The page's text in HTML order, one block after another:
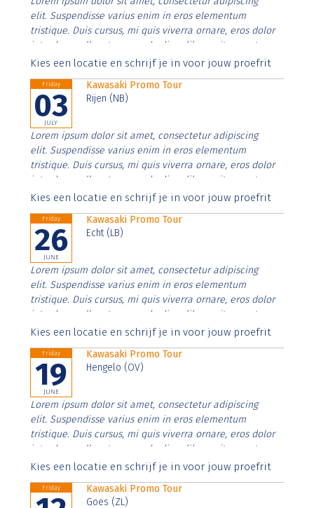
elit. Suspendisse varius enim in eros elementum
tristique. Duis cursus, mi quis viverra ornare, eros dolor
interdum nulla, ut commodo diam libero vitae erat.
Aenean faucibus nibh et justo cursus id rutrum lorem
Kies een locatie en schrijf je in voor jouw proefrit
Friday
03
JULY
Kawasaki Promo Tour
Rijen (NB)
Lorem ipsum dolor sit amet, consectetur adipiscing
elit. Suspendisse varius enim in eros elementum
tristique. Duis cursus, mi quis viverra ornare, eros dolor
interdum nulla, ut commodo diam libero vitae erat.
Aenean faucibus nibh et justo cursus id rutrum lorem
Kies een locatie en schrijf je in voor jouw proefrit
Friday
26
JUNE
Kawasaki Promo Tour
Echt (LB)
Lorem ipsum dolor sit amet, consectetur adipiscing
elit. Suspendisse varius enim in eros elementum
tristique. Duis cursus, mi quis viverra ornare, eros dolor
interdum nulla, ut commodo diam libero vitae erat.
Aenean faucibus nibh et justo cursus id rutrum lorem
Kies een locatie en schrijf je in voor jouw proefrit
Friday
19
JUNE
Kawasaki Promo Tour
Hengelo (OV)
Lorem ipsum dolor sit amet, consectetur adipiscing
elit. Suspendisse varius enim in eros elementum
tristique. Duis cursus, mi quis viverra ornare, eros dolor
interdum nulla, ut commodo diam libero vitae erat.
Aenean faucibus nibh et justo cursus id rutrum lorem
Kies een locatie en schrijf je in voor jouw proefrit
Friday
Kawasaki Promo Tour
Goes (ZL)